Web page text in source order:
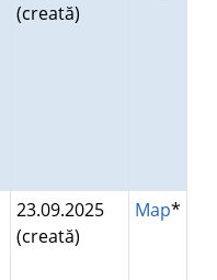
(creată)
23.09.2025
(creată)
Map*